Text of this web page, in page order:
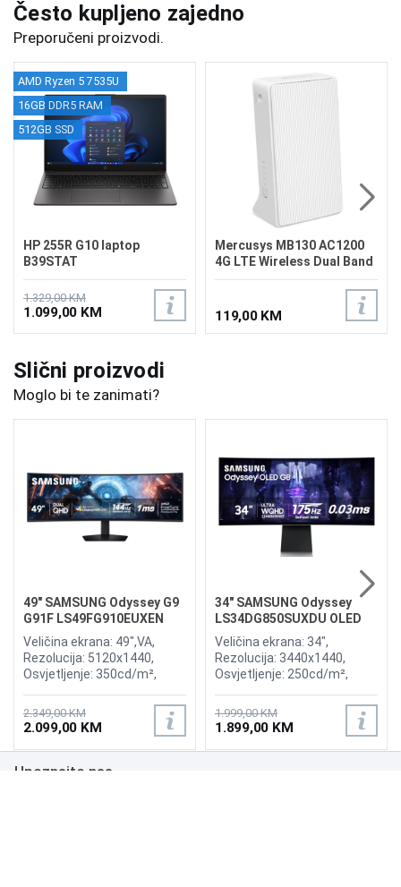
Često kupljeno zajedno
Preporučeni proizvodi.
AMD Ryzen 5 7535U
16GB DDR5 RAM
512GB SSD
HP 255R G10 laptop
B39STAT
1.329,00 KM
1.099,00 KM
Mercusys MB130 AC1200
4G LTE Wireless Dual Band
Router
119,00 KM
Slični proizvodi
Moglo bi te zanimati?
49" SAMSUNG Odyssey G9
G91F LS49FG910EUXEN
144Hz Gaming Curved
Display
Veličina ekrana: 49",VA,
Rezolucija: 5120x1440,
Osvjetljenje: 350cd/m²,
Osvježenje: 144Hz, AMD
FreeSync Premium Pro,
Priključci: 2xHDMI 2.1,
DisplayPort, 2xUSB 3.2, USB-
B
2.349,00 KM
2.099,00 KM
34" SAMSUNG Odyssey
LS34DG850SUXDU OLED
G8 175Hz Gaming Curved
Display
Veličina ekrana: 34",
Rezolucija: 3440x1440,
Osvjetljenje: 250cd/m²,
Osvježenje: 175Hz, AMD
FreeSync Premium,
Wireless LAN, Bluetooth ,
Priključci: 2xHDMI,
1.999,00 KM
1.899,00 KM
Upoznajte nas